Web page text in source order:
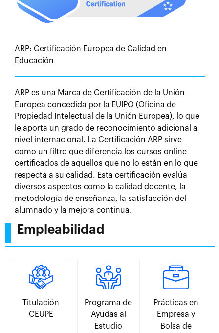
ARP: Certificación Europea de Calidad en
Educación
ARP es una Marca de Certificación de la Unión
Europea concedida por la EUIPO (Oficina de
Propiedad Intelectual de la Unión Europea), lo que
le aporta un grado de reconocimiento adicional a
nivel internacional. La Certificación ARP sirve
como un filtro que diferencia los cursos online
certificados de aquellos que no lo están en lo que
respecta a su calidad. Esta certificación evalúa
diversos aspectos como la calidad docente, la
metodología de enseñanza, la satisfacción del
alumnado y la mejora continua.
Empleabilidad
Titulación
CEUPE
Programa de
Ayudas al
Estudio
Prácticas en
Empresa y
Bolsa de